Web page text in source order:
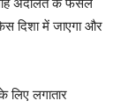
दिशा में जाएगा और
लिए लगातार